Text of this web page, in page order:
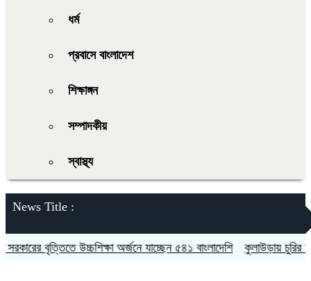
ধর্ম
প্রবাসে বাংলাদেশ
শিক্ষাঙ্গন
সম্পাদকীয়
স্বাস্থ্য
News Title :
বৃত্তিতে উচ্চশিক্ষা অর্জনে যাচ্ছেন ৫৪১ বাংলাদেশি কুলাউড়ায় চুরির